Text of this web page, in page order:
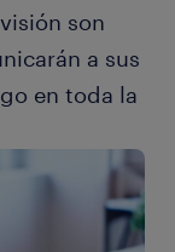
son
a sus
en toda la